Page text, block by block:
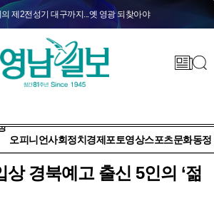
의 제2전성기 대구까지...옛 영광 되찾아야
오피니언사회정치 경제 포토영상스포츠문화동정
상 경북예고 출신 5인의 ‘젊